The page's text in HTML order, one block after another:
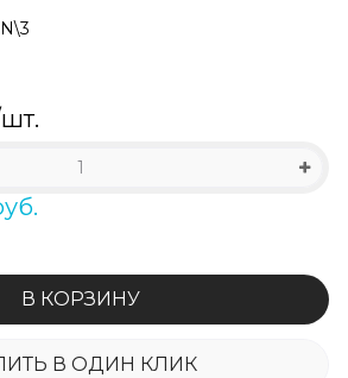
В КОРЗИНУ
В ОДИН КЛИК